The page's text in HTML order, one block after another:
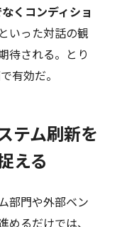
くコンディショ
といった対話の観
待される。とり
有効だ。
テム刷新を
える
部門や外部ベン
るだけでは、